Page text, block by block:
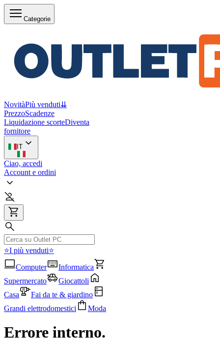
Categorie
NovitàPiù venduti⇊
PrezzoScadenze
Liquidazione scorteDiventa
fornitore
IT
Ciao, accedi
Account e ordini
⭐I più venduti⭐
Computer
Informatica
Supermercato
Giocattoli
Casa
Fai da te & giardino
Grandi elettrodomestici
Moda
Errore interno.